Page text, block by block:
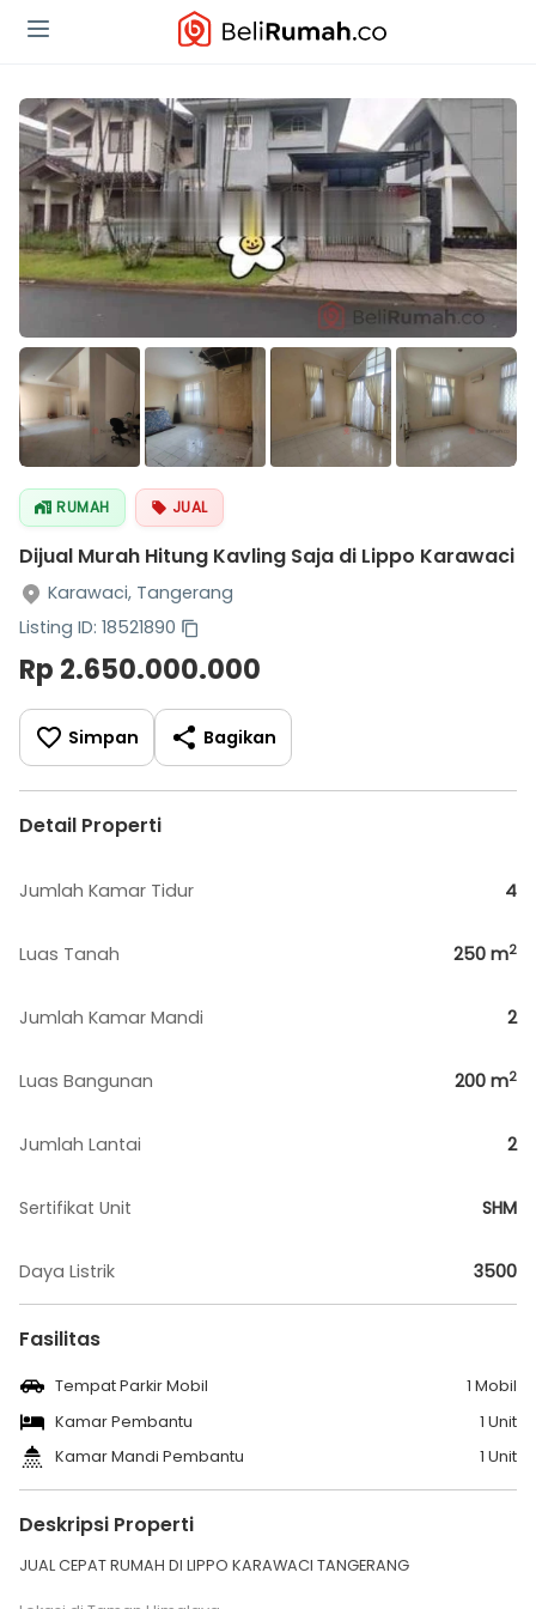
RUMAH JUAL
Dijual Murah Hitung Kavling Saja di Lippo Karawaci
Karawaci, Tangerang
Listing ID: 18521890
Rp 2.650.000.000
Simpan Bagikan
Detail Properti
Jumlah Kamar Tidur 4
Luas Tanah 250 m2
Jumlah Kamar Mandi 2
Luas Bangunan 200 m2
Jumlah Lantai 2
Sertifikat Unit SHM
Daya Listrik 3500
Fasilitas
Tempat Parkir Mobil
1 Mobil
Kamar Pembantu
1 Unit
Kamar Mandi Pembantu
1 Unit
Deskripsi Properti
JUAL CEPAT RUMAH DI LIPPO KARAWACI TANGERANG